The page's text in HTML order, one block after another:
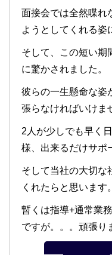
面接会では全然喋れ
ようとしてくれる姿
そして、この短い期
に驚かされました。
彼らの一生懸命な姿
張らなければいけま
2人が少しでも早く
様、出来るだけサポ
そして当社の大切な
くれたらと思います。
暫くは指導+通常業
ですが。。。頑張り